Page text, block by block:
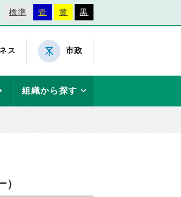
標準 青 黄 黒
ス 市政
組織から探す